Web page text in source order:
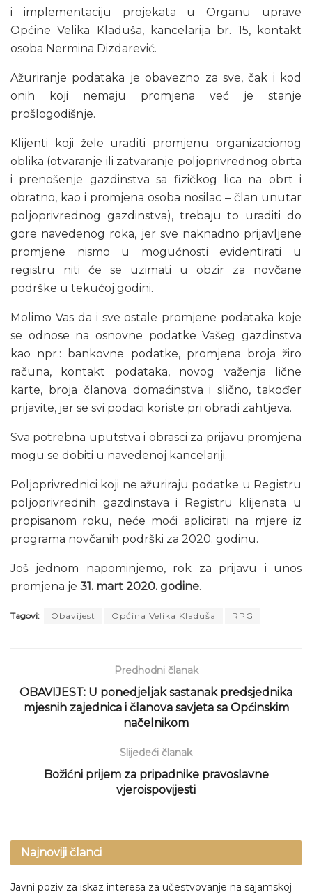
i implementaciju projekata u Organu uprave
Općine Velika Kladuša, kancelarija br. 15, kontakt
osoba Nermina Dizdarević.
Ažuriranje podataka je obavezno za sve, čak i kod
onih koji nemaju promjena već je stanje
prošlogodišnje.
Klijenti koji žele uraditi promjenu organizacionog
oblika (otvaranje ili zatvaranje poljoprivrednog obrta
i prenošenje gazdinstva sa fizičkog lica na obrt i
obratno, kao i promjena osoba nosilac – član unutar
poljoprivrednog gazdinstva), trebaju to uraditi do
gore navedenog roka, jer sve naknadno prijavljene
promjene nismo u mogućnosti evidentirati u
registru niti će se uzimati u obzir za novčane
podrške u tekućoj godini.
Molimo Vas da i sve ostale promjene podataka koje
se odnose na osnovne podatke Vašeg gazdinstva
kao npr.: bankovne podatke, promjena broja žiro
računa, kontakt podataka, novog važenja lične
karte, broja članova domaćinstva i slično, također
prijavite, jer se svi podaci koriste pri obradi zahtjeva.
Sva potrebna uputstva i obrasci za prijavu promjena
mogu se dobiti u navedenoj kancelariji.
Poljoprivrednici koji ne ažuriraju podatke u Registru
poljoprivrednih gazdinstava i Registru klijenata u
propisanom roku, neće moći aplicirati na mjere iz
programa novčanih podrški za 2020. godinu.
Još jednom napominjemo, rok za prijavu i unos
promjena je 31. mart 2020. godine.
Tagovi: Obavijest Općina Velika Kladuša RPG
Predhodni članak
OBAVIJEST: U ponedjeljak sastanak predsjednika
mjesnih zajednica i članova savjeta sa Općinskim
načelnikom
Slijedeći članak
Božićni prijem za pripadnike pravoslavne
vjeroispovijesti
Najnoviji članci
Javni poziv za iskaz interesa za učestvovanje na sajamskoj